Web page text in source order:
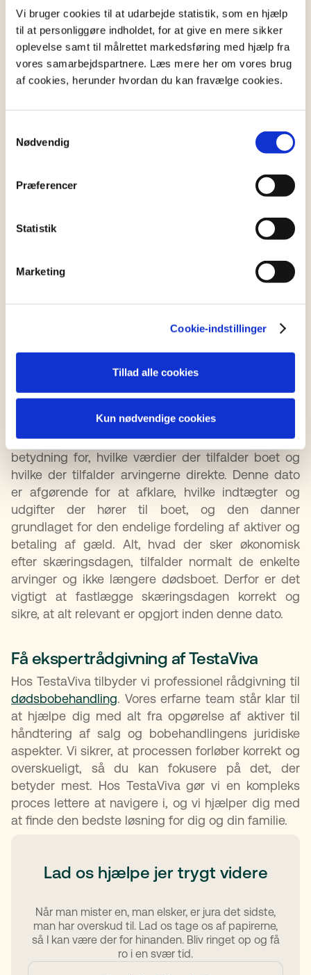
Vi bruger cookies til at udarbejde statistik, som en hjælp
til at personliggøre indholdet, for at give en mere sikker
oplevelse samt til målrettet markedsføring med hjælp fra
vores samarbejdspartnere. Læs mere her om vores brug
af cookies, herunder hvordan du kan fravælge cookies.
Nødvendig
Præferencer
Statistik
Marketing
Cookie-indstillinger
Tillad alle cookies
Kun nødvendige cookies
Hvilke frister skal du være opmærksom
på?
Behandlingen af et dødsbo indebærer en række
vigtige frister, som skal overholdes:
Ved privat skifte skal boopgørelsen, som
passiver, indsendes til
senest et år
Ved privat skifte skal arvingerne indsende en
til skifteretten inden tre måneder
efter dødsfaldet. Den giver en foreløbig oversigt
Skæringsdatoen
er der hvor boets økonomi
opgøres, og den fastsætter, hvilke aktiver og
passiver der indgår iboopgørelsen
som et regnskabsmæssigt skæringspunkt og har
betydning for, hvilke værdier der tilfalder boet og
hvilke der tilfalder arvingerne direkte. Denne dato
er afgørende for at afklare, hvilke indtægter og
udgifter der hører til boet, og den danner
grundlaget for den endelige fordeling af aktiver og
betaling af gæld. Alt, hvad der sker økonomisk
efter skæringsdagen, tilfalder normalt de enkelte
arvinger og ikke længere dødsboet. Derfor er det
vigtigt at fastlægge skæringsdagen korrekt og
sikre, at alt relevant er opgjort inden denne dato.
Få ekspertrådgivning af TestaViva
Hos TestaViva tilbyder vi professionel rådgivning til
dødsbobehandling. Vores erfarne team står klar til
at hjælpe dig med alt fra opgørelse af aktiver til
håndtering af salg og bobehandlingens juridiske
aspekter. Vi sikrer, at processen forløber korrekt og
overskueligt, så du kan fokusere på det, der
betyder mest. Hos TestaViva gør vi en kompleks
proces lettere at navigere i, og vi hjælper dig med
at finde den bedste løsning for dig og din familie.
Lad os hjælpe jer trygt videre
Når man mister en, man elsker, er jura det sidste,
man har overskud til. Lad os tage os af papirerne,
så I kan være der for hinanden. Bliv ringet op og få
ro i en svær tid.